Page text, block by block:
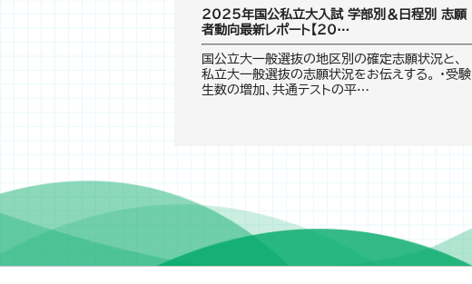
2025年国公私立大入試 学部別＆日程別 志願
者動向最新レポート【20…
国公立大一般選抜の地区別の確定志願状況と、
私立大一般選抜の志願状況をお伝えする。 ・受験
生数の増加、共通テストの平…